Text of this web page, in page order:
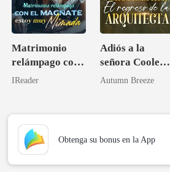
Matrimonio
relámpago con
el magnate,
IReader
Adiós a la
señora Cooley:
El regreso de la
Autumn Breeze
Obtenga su bonus en la App